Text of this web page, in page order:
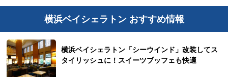
横浜ベイシェラトン おすすめ情報
横浜ベイシェラトン「シーウインド」改装してス
タイリッシュに！スイーツブッフェも快適